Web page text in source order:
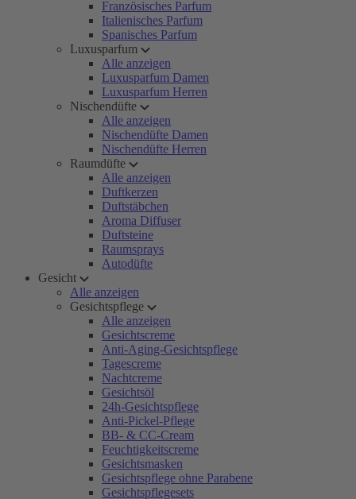
Französisches Parfum
Italienisches Parfum
Spanisches Parfum
Luxusparfum
Alle anzeigen
Luxusparfum Damen
Luxusparfum Herren
Nischendüfte
Alle anzeigen
Nischendüfte Damen
Nischendüfte Herren
Raumdüfte
Alle anzeigen
Duftkerzen
Duftstäbchen
Aroma Diffuser
Duftsteine
Raumsprays
Autodüfte
Gesicht
Alle anzeigen
Gesichtspflege
Alle anzeigen
Gesichtscreme
Anti-Aging-Gesichtspflege
Tagescreme
Nachtcreme
Gesichtsöl
24h-Gesichtspflege
Anti-Pickel-Pflege
BB- & CC-Cream
Feuchtigkeitscreme
Gesichtsmasken
Gesichtspflege ohne Parabene
Gesichtspflegesets